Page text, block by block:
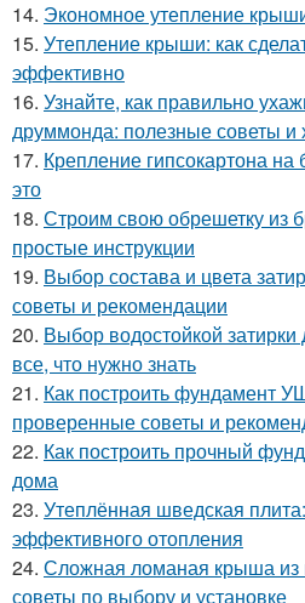
14. Экономное утепление
15. Утепление крыши: как
эффективно
16. Узнайте, как правильно
друммонда: полезные советы и
17. Крепление гипсокартона
это
18. Строим свою обрешетку из
простые инструкции
19. Выбор состава и цвета
советы и рекомендации
20. Выбор водостойкой затирки
все, что нужно знать
21. Как построить фундамент
проверенные советы и
22. Как построить прочный
дома
23. Утеплённая шведская
эффективного отопления
24. Сложная ломаная крыша из
советы по выбору и установке